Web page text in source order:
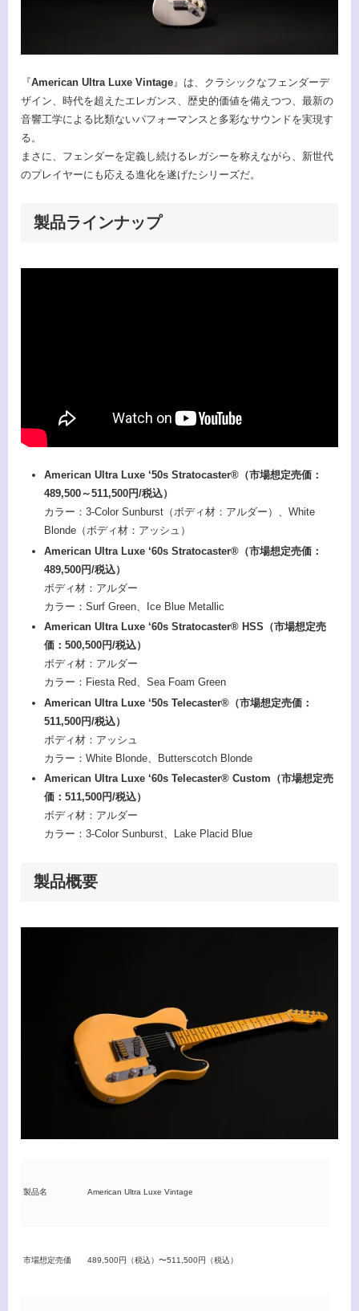
『American Ultra Luxe Vintage』は、クラシックなフェンダーデ
ザイン、時代を超えたエレガンス、歴史的価値を備えつつ、最新の
音響工学による比類ないパフォーマンスと多彩なサウンドを実現す
る。
まさに、フェンダーを定義し続けるレガシーを称えながら、新世代
のプレイヤーにも応える進化を遂げたシリーズだ。
製品ラインナップ
American Ultra Luxe ‘50s Stratocaster®（市場想定売価：​​
489,500～511,500円/税込）
カラー：3-Color Sunburst（ボディ材：アルダー）、White
Blonde（ボディ材：アッシュ）
American Ultra Luxe ‘60s Stratocaster®（市場想定売価：​​
489,500円/税込）
ボディ材：アルダー
カラー：Surf Green、Ice Blue Metallic
American Ultra Luxe ‘60s Stratocaster® HSS（市場想定売
価：​​500,500円/税込）
ボディ材：アルダー
カラー：Fiesta Red、Sea Foam Green
American Ultra Luxe ‘50s Telecaster®（市場想定売価：​​
511,500円/税込）
ボディ材：アッシュ
カラー：White Blonde、Butterscotch Blonde
American Ultra Luxe ‘60s Telecaster® Custom（市場想定売
価：​​511,500円/税込）
ボディ材：アルダー
カラー：3-Color Sunburst、Lake Placid Blue
製品概要
製品名 American Ultra Luxe Vintage
市場想定売価 489,500円（税込）〜511,500円（税込）